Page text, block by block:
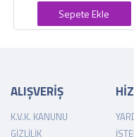
Sepete Ekle
ALIŞVERİŞ
K.V.K. KANUNU
GIZLILIK